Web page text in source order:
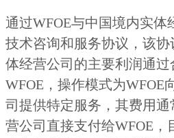
通过WFOE与中国境内实体
技术咨询和服务协议，该
体经营公司的主要利润通过
WFOE，操作模式为WFOE
司提供特定服务，其费用
营公司直接支付给WFOE，